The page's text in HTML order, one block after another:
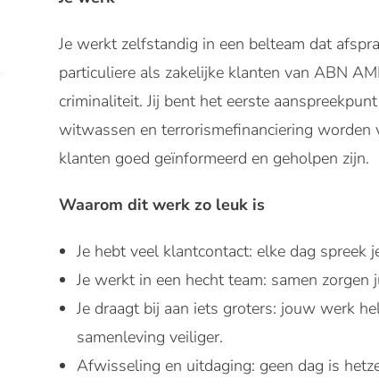
Je werkt zelfstandig in een belteam dat
particuliere als zakelijke klanten van ABN
criminaliteit. Jij bent het eerste
witwassen en terrorismefinanciering
klanten goed geïnformeerd en geholpen zijn.
Waarom dit werk zo leuk is
Je hebt veel klantcontact: elke dag spreek
Je werkt in een hecht team: samen
Je draagt bij aan iets groters: jouw werk
samenleving veiliger.
Afwisseling en uitdaging: geen dag is